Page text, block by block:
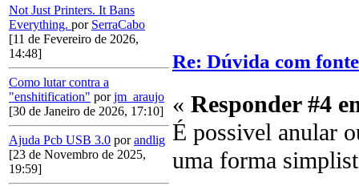
Not Just Printers. It Bans
Everything. por SerraCabo
[11 de Fevereiro de 2026,
14:48]
Como lutar contra a
"enshitification" porjm_araujo
[30 de Janeiro de 2026, 17:10]
Ajuda Pcb USB 3.0 porandlig
[23 de Novembro de 2025,
19:59]
Re: Dúvida com
« Responder #4
É possivel anular
uma forma